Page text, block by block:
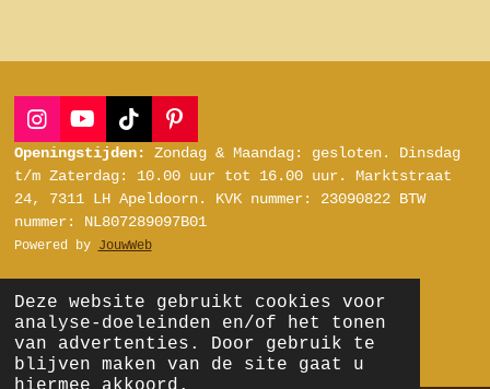
Deze website gebruikt cookies voor
analyse-doeleinden en/of het tonen
van advertenties. Door gebruik te
blijven maken van de site gaat u
I
n
s
a
g
r
m
Y
o
u
T
b
e
T
i
o
k
P
i
n
r
t
Openingstijden: Zondag & Maandag: gesloten.
Dinsdag
t/m Zaterdag: 10.00 uur tot 16.00 uur. Marktstraat
24, 7311 LH Apeldoorn.
KVK nummer: 23090822 BTW
nummer: NL807289097B01
Powered by JouwWeb